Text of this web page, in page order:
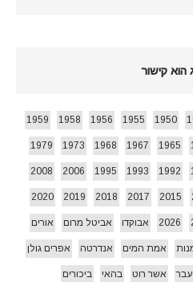
הוא קישור
1950
1955
1956
1958
1959
1965
1967
1968
1973
1979
1992
1993
1995
2006
2008
2015
2017
2018
2019
2020
2026 אבוקדו אביטל מרום אורים
אמת המים אנדרטה אפרים גולן
אשר רוט בהאי ביכורים